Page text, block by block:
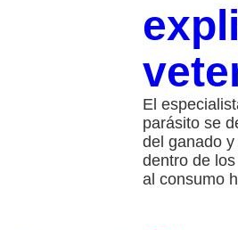
El
parásito se
del ganado
dentro de
al consumo